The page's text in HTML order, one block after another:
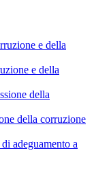
e della
e della
della
della corruzione
adeguamento a